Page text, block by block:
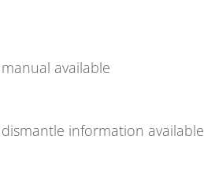
available
information available